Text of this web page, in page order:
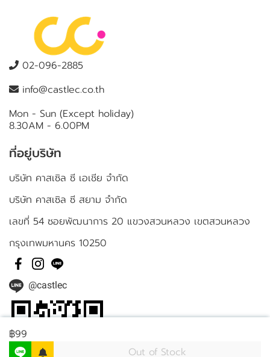
฿99
Out of Stock
02-096-2885
info@castlec.co.th
Mon - Sun (Except holiday)
8.30AM - 6.00PM
ที่อยู่บริษัท
บริษัท คาสเซิล ซี เอเชีย จำกัด
บริษัท คาสเซิล ซี สยาม จำกัด
เลขที่ 54 ซอยพัฒนาการ 20 แขวงสวนหลวง เขตสวนหลวง
กรุงเทพมหานคร 10250
@castlec